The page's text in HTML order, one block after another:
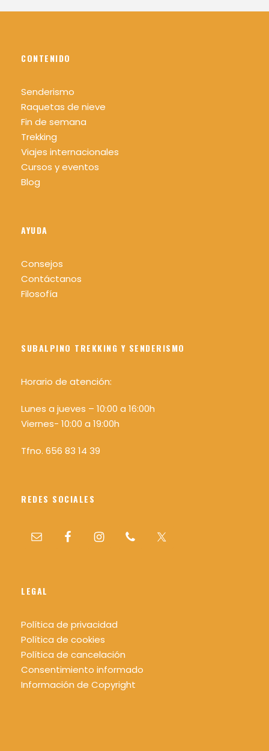
CONTENIDO
Senderismo
Raquetas de nieve
Fin de semana
Trekking
Viajes internacionales
Cursos y eventos
Blog
AYUDA
Consejos
Contáctanos
Filosofía
SUBALPINO TREKKING Y SENDERISMO
Horario de atención:
Lunes a jueves – 10:00 a 16:00h
Viernes- 10:00 a 19:00h
Tfno. 656 83 14 39
REDES SOCIALES
LEGAL
Política de privacidad
Política de cookies
Política de cancelación
Consentimiento informado
Información de Copyright